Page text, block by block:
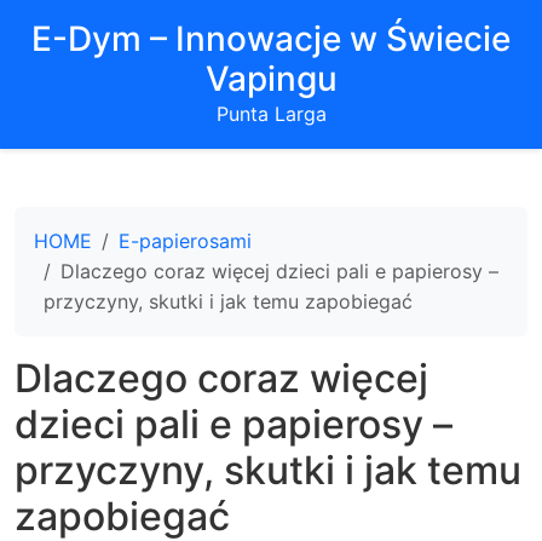
E-Dym – Innowacje w Świecie
Vapingu
Punta Larga
HOME
E-papierosami
Dlaczego coraz więcej dzieci pali e papierosy –
przyczyny, skutki i jak temu zapobiegać
Dlaczego coraz więcej
dzieci pali e papierosy –
przyczyny, skutki i jak temu
zapobiegać